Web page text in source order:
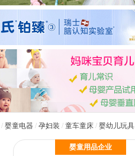
/ 婴童电器 / 孕妇装 / 童车童床 / 婴幼儿玩具
婴童用品企业